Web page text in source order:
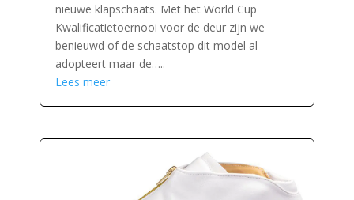
nieuwe klapschaats. Met het World Cup
Kwalificatietoernooi voor de deur zijn we
benieuwd of de schaatstop dit model al
adopteert maar de…..
Lees meer